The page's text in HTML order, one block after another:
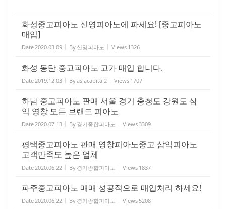
화성중고피아노 신영피아노에 파세요! [중고피아노
매입]
Date 2020.03.09 By 신영피아노 Views 1326
화성 동탄 중고피아노 고가 매입 합니다.
Date 2019.12.03 Byasiacapital2 Views 1707
하남 중고피아노 판매 서울 경기 충청도 강원도 삼
익 영창 모든 브랜드 피아노
Date 2020.07.13 By 경기종합피아노 Views 3309
평택중고피아노 판매 영창피아노중고 삼익피아노
고객만족도 높은 업체
Date 2020.06.22 By 경기종합피아노 Views 1837
파주중고피아노 매매 성공적으로 매입처리 하세요!
Date 2020.06.22 By 경기종합피아노 Views 5208